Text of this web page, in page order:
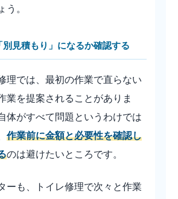
う。
別見積もり」になるか確認する
理では、最初の作業で直らない
業を提案されることがありま
体がすべて問題というわけでは
作業前に金額と必要性を確認し
のは避けたいところです。
ーも、トイレ修理で次々と作業